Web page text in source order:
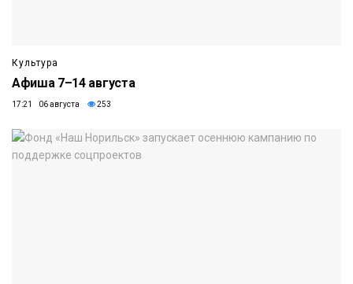
Культура
Афиша 7–14 августа
17:21 06 августа 253